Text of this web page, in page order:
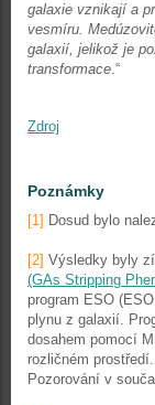
galaxie vznikají a
vesmíru.
galaxií, jelikož je
transformace.“
Zdroj
Poznámky
[1] Dosud bylo
[2] Výsledky byly
(GAs Stripping
program ESO
plynu z galaxií.
dosahem pomocí
rozličném
Pozorování v